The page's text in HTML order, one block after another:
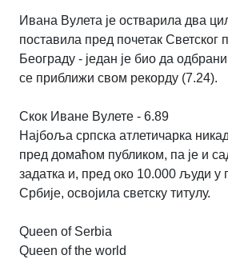
Ивана Вулета је остварила два
поставила пред почетак Светског
Београду - један је био да
се приближи свом рекорду (7.24).
Скок Иване Вулете - 6.89
Најбоља српска атлетичарка
пред домаћом публиком, па је и
задатка и, пред око 10.000 људи у
Србије, освојила светску титулу.
Queen of Serbia
Queen of the world